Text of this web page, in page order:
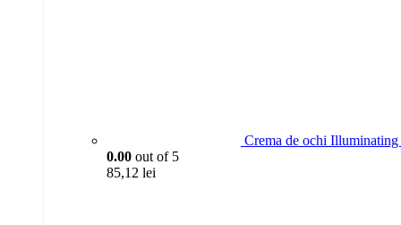
Crema de ochi
0.00 out of 5
85,12 lei